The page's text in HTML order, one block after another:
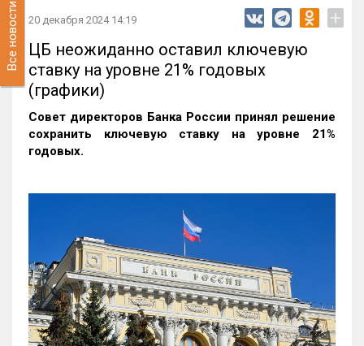
Все новости 20 декабря 2024 14:19 +
ЦБ неожиданно оставил ключевую
ставку на уровне 21% годовых
(графики)
Совет директоров Банка России принял решение
сохранить ключевую ставку на уровне 21%
годовых.